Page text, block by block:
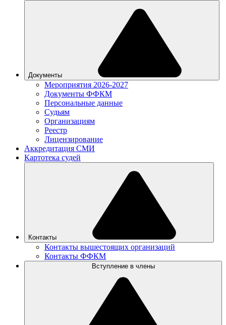
Документы
Мероприятия 2026-2027
Документы ФФКМ
Персональные данные
Судьям
Организациям
Реестр
Лицензирование
Аккредитация СМИ
Картотека судей
Контакты
Контакты вышестоящих организаций
Контакты ФФКМ
Вступление в члены